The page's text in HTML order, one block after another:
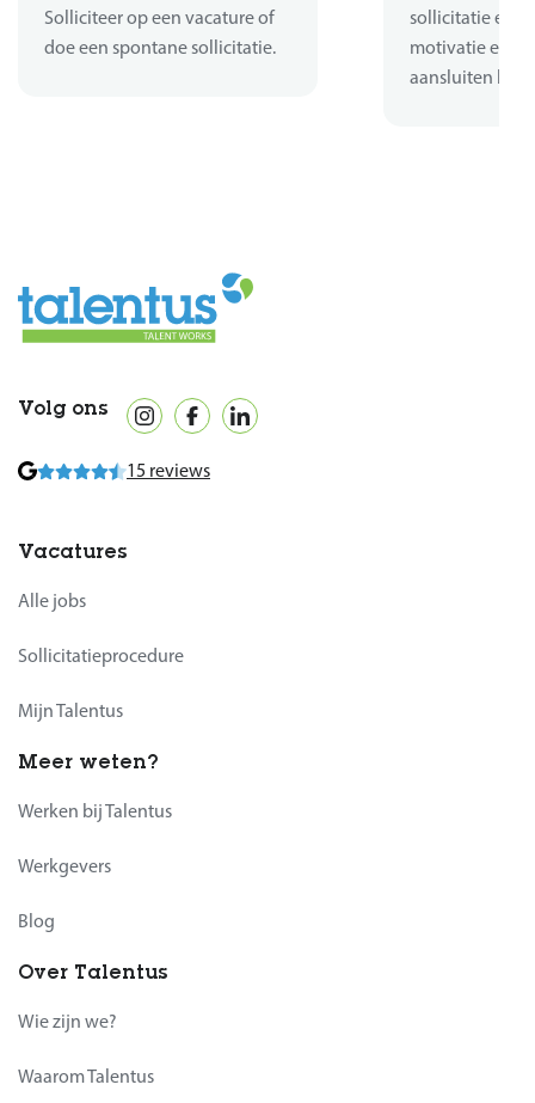
Solliciteer op een vacature of
doe een spontane sollicitatie.
sollicitatie en
motivatie en
aansluiten bij
Volg ons
15 reviews
Vacatures
Alle jobs
Sollicitatieprocedure
Mijn Talentus
Meer weten?
Werken bij Talentus
Werkgevers
Blog
Over Talentus
Wie zijn we?
Waarom Talentus